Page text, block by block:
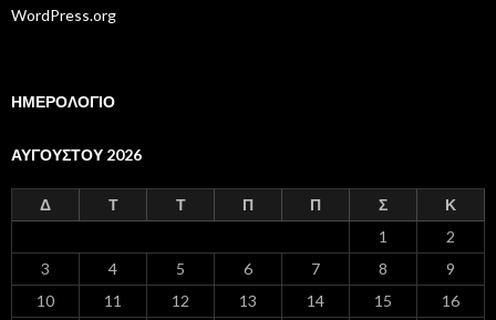
WordPress.org
ΗΜΕΡΟΛΟΓΙΟ
ΑΥΓΟΎΣΤΟΥ 2026
Δ Τ Τ Π Π Σ Κ
1
2
3
4 5 6 7 8
9
10
11 12 13 14 15
16